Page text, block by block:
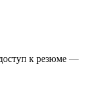
к резюме —